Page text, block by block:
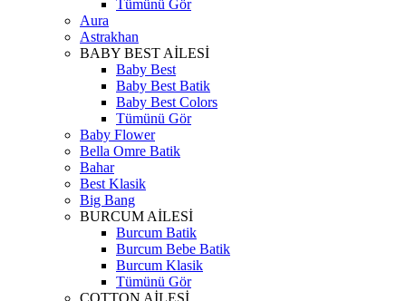
Tümünü Gör
Aura
Astrakhan
BABY BEST AİLESİ
Baby Best
Baby Best Batik
Baby Best Colors
Tümünü Gör
Baby Flower
Bella Omre Batik
Bahar
Best Klasik
Big Bang
BURCUM AİLESİ
Burcum Batik
Burcum Bebe Batik
Burcum Klasik
Tümünü Gör
COTTON AİLESİ